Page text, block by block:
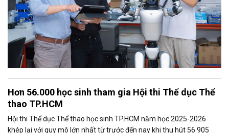
Hơn 56.000 học sinh tham gia Hội thi Thể dục Thể
thao TP.HCM
Hội thi Thể dục Thể thao học sinh TP.HCM năm học 2025-2026
khép lại với quy mô lớn nhất từ trước đến nay khi thu hút 56.905